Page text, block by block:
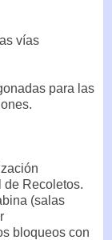
vías
para las
de Recoletos.
(salas
bloqueos con